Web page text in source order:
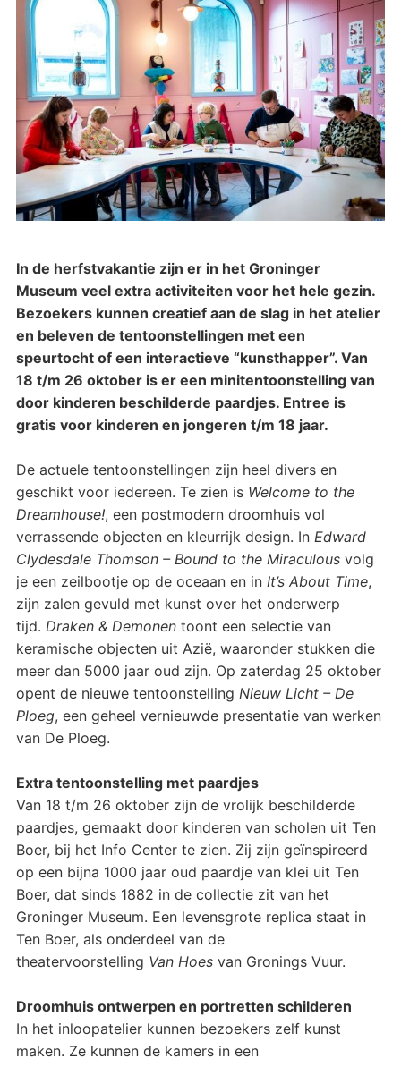
In de herfstvakantie zijn er in het Groninger
Museum veel extra activiteiten voor het hele gezin.
Bezoekers kunnen creatief aan de slag in het atelier
en beleven de tentoonstellingen met een
speurtocht of een interactieve “kunsthapper”. Van
18 t/m 26 oktober is er een minitentoonstelling van
door kinderen beschilderde paardjes. Entree is
gratis voor kinderen en jongeren t/m 18 jaar.
De actuele tentoonstellingen zijn heel divers en
geschikt voor iedereen. Te zien is Welcome to the
Dreamhouse!, een postmodern droomhuis vol
verrassende objecten en kleurrijk design. In Edward
Clydesdale Thomson – Bound to the Miraculousvolg
je een zeilbootje op de oceaan en in It’s About Time,
zijn zalen gevuld met kunst over het onderwerp
tijd. Draken & Demonentoont een selectie van
keramische objecten uit Azië, waaronder stukken die
meer dan 5000 jaar oud zijn. Op zaterdag 25 oktober
opent de nieuwe tentoonstelling Nieuw Licht – De
Ploeg, een geheel vernieuwde presentatie van werken
van De Ploeg.
Extra tentoonstelling met paardjes
Van 18 t/m 26 oktober zijn de vrolijk beschilderde
paardjes, gemaakt door kinderen van scholen uit Ten
Boer, bij het Info Center te zien. Zij zijn geïnspireerd
op een bijna 1000 jaar oud paardje van klei uit Ten
Boer, dat sinds 1882 in de collectie zit van het
Groninger Museum. Een levensgrote replica staat in
Ten Boer, als onderdeel van de
theatervoorstelling Van Hoesvan Gronings Vuur.
Droomhuis ontwerpen en portretten schilderen
In het inloopatelier kunnen bezoekers zelf kunst
maken. Ze kunnen de kamers in een